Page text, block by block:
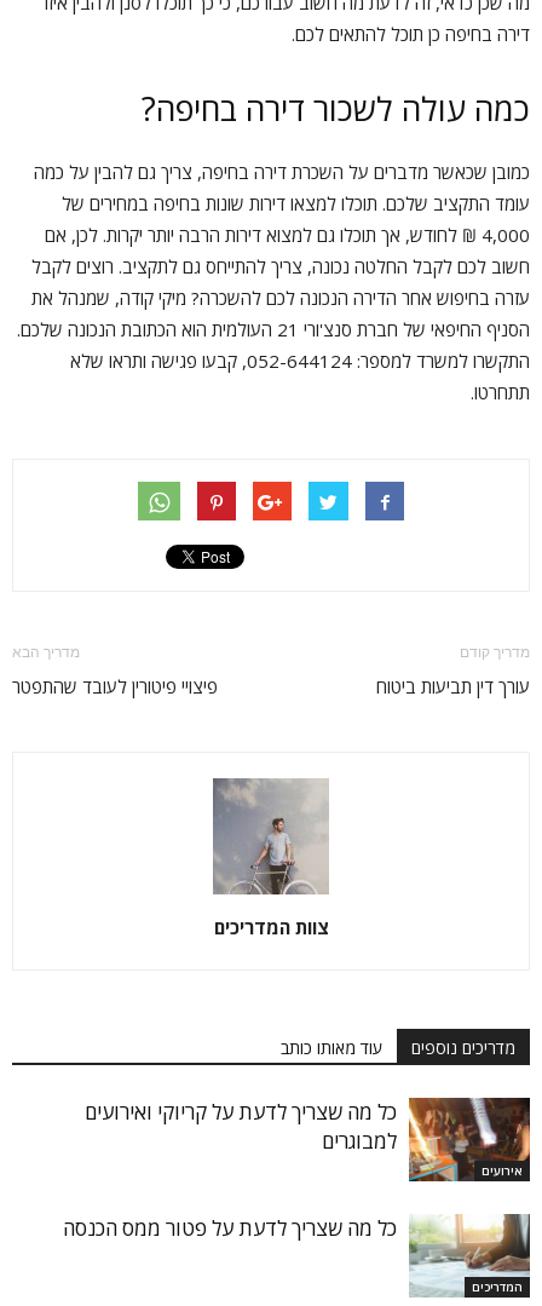
דירה בחיפה כן תוכל להתאים לכם.
כמה עולה לשכור דירה בחיפה?
כמובן שכאשר מדברים על השכרת דירה בחיפה, צריך גם להבין על כמה
עומד התקציב שלכם. תוכלו למצאו דירות שונות בחיפה במחירים של
4,000 ₪ לחודש, אך תוכלו גם למצוא דירות הרבה יותר יקרות. לכן, אם
חשוב לכם לקבל החלטה נכונה, צריך להתייחס גם לתקציב. רוצים לקבל
עזרה בחיפוש אחר הדירה הנכונה לכם להשכרה? מיקי קודה, שמנהל את
הסניף החיפאי של חברת סנצ'ורי 21 העולמית הוא הכתובת הנכונה שלכם.
התקשרו למשרד למספר: 052-644124, קבעו פגישה ותראו שלא
תתחרטו.
מדריך קודם
עורך דין תביעות ביטוח
מדריך הבא
פיצויי פיטורין לעובד שהתפטר
צוות המדריכים
מדריכים נוספים עוד מאותו כותב
אירועים
כל מה שצריך לדעת על קריוקי ואירועים
למבוגרים
המדריכים
כל מה שצריך לדעת על פטור ממס הכנסה